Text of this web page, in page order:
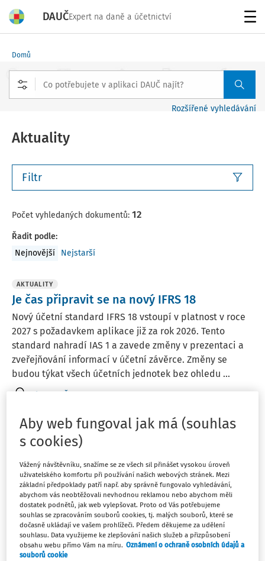
DAUČExpert na daně a účetnictví
Domů
Rozšířené vyhledávání
Aktuality
Filtr
Počet vyhledaných dokumentů: 12
Řadit podle:
Nejnovější
Nejstarší
AKTUALITY
Je čas připravit se na nový IFRS 18
Nový účetní standard IFRS 18 vstoupí v platnost v roce
2027 s požadavkem aplikace již za rok 2026. Tento
standard nahradí IAS 1 a zavede změny v prezentaci a
zveřejňování informací v účetní závěrce. Změny se
budou týkat všech účetních jednotek bez ohledu ...
Tým DAUČ
Návrh vyhlášky k formuláři daňového
přiznání pro dorovnávací daň
Ministerstvo financí zveřejnilo návrh vyhlášky k
dorovnávacím daním, která definuje formulář daňového
přiznání a informačního přehledu pro přiřazované a
české dorovnávací daně.
Aby web fungoval jak má (souhlas
s cookies)
Vážený návštěvníku, snažíme se ze všech sil přinášet vysokou úroveň
uživatelského komfortu při používání našich webových stránek. Mezi
základní předpoklady patří např. aby správně fungovalo vyhledávání,
abychom vás neobtěžovali nevhodnou reklamou nebo abychom měli
dostatek podnětů, jak web vylepšovat. Proto od Vás potřebujeme
souhlas se zpracováním souborů cookies, tj. malých souborů, které se
dočasně ukládají ve vašem prohlížeči. Předem děkujeme za udělení
souhlasu. Data využijeme ke zlepšování našich služeb a přizpůsobení
obsahu webu přímo Vám na míru. Oznámení o ochraně osobních údajů a
souborů cookie